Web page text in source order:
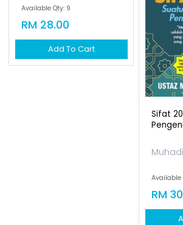
Sifat
Available
RM